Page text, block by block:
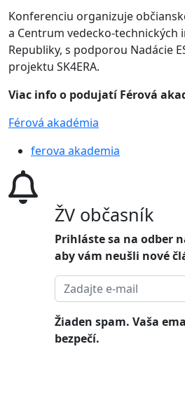
Konferenciu organizuje
a Centrum vedecko-technických
Republiky, s podporou Nadácie
projektu SK4ERA.
Viac info o podujatíFérová
Férová akadémia
ferova akademia
ŽV občasník
Prihláste sa na odber
aby vám neušli nové
Žiaden spam. Vaša
bezpečí.